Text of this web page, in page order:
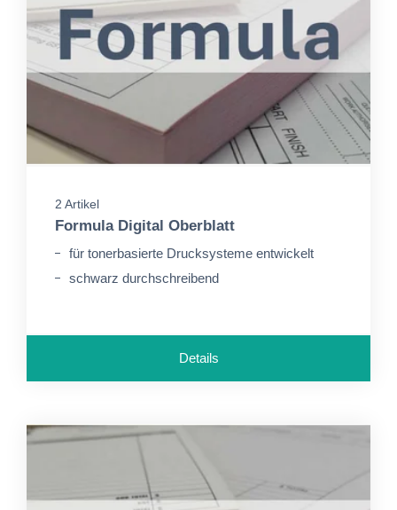
2 Artikel
Formula Digital Oberblatt
für tonerbasierte Drucksysteme entwickelt
schwarz durchschreibend
Details